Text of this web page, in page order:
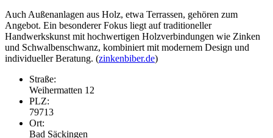
Auch Außenanlagen aus Holz, etwa Terrassen, gehören zum
Angebot. Ein besonderer Fokus liegt auf traditioneller
Handwerkskunst mit hochwertigen Holzverbindungen wie Zinken
und Schwalbenschwanz, kombiniert mit modernem Design und
individueller Beratung. (zinkenbiber.de)
Straße:
Weihermatten 12
PLZ:
79713
Ort:
Bad Säckingen